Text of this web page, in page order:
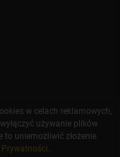
w celach reklamowych,
używanie plików
to uniemożliwić złożenie
Prywatności .